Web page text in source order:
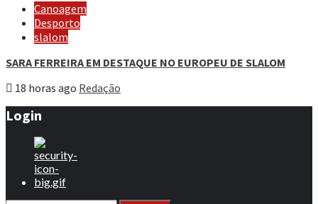
Canoagem
Desporto
slalom
SARA FERREIRA EM DESTAQUE NO EUROPEU DE SLALOM
18 horas ago Redação
Login